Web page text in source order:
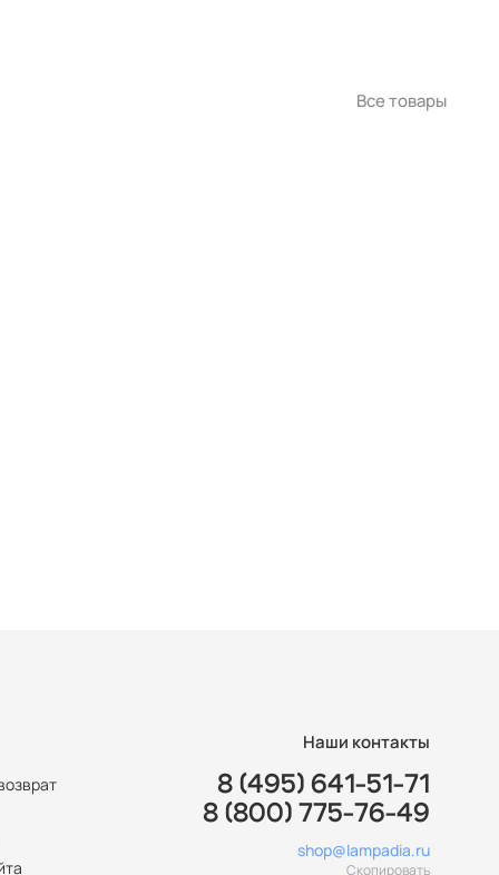
Все товары
Наши контакты
8 (495) 641-51-71
8 (800) 775-76-49
shop@lampadia.ru
Скопировать